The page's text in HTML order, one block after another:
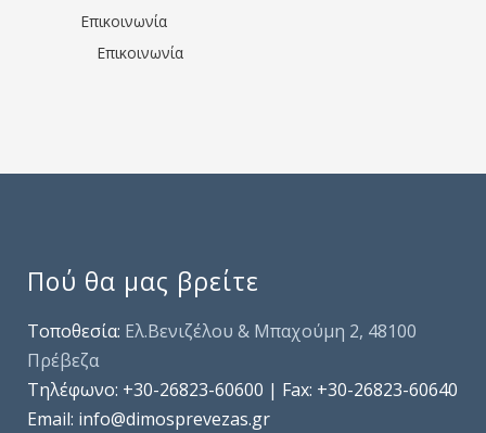
Επικοινωνία
Επικοινωνία
Πού θα μας βρείτε
Τοποθεσία: Ελ.Βενιζέλου & Μπαχούμη 2, 48100
Πρέβεζα
Τηλέφωνo: +30-26823-60600 | Fax: +30-26823-60640
Email: info@dimosprevezas.gr